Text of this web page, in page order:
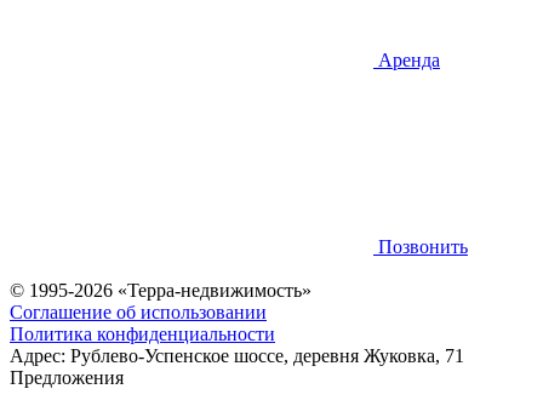
Аренда
Позвонить
© 1995-2026 «Терра-недвижимость»
Соглашение об использовании
Политика конфиденциальности
Адрес: Рублево-Успенское шоссе, деревня Жуковка, 71
Предложения